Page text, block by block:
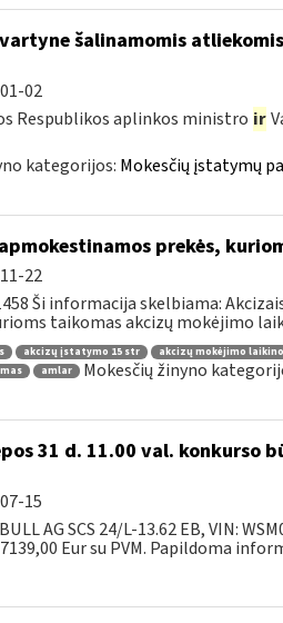
šalinamomis
02
Respublikos aplinkos ministro ir
kategorijos: Mokesčių įstatymų
prekės,
22
Ši informacija skelbiama:
taikomas akcizų mokėjimo
akcizų įstatymo 15 str akcizų mokėjimo
amlar Mokesčių žinyno
31 d. 11.00 val.
15
AG SCS 24/L-13.62 EB, VIN:
Eur su PVM. Papildoma